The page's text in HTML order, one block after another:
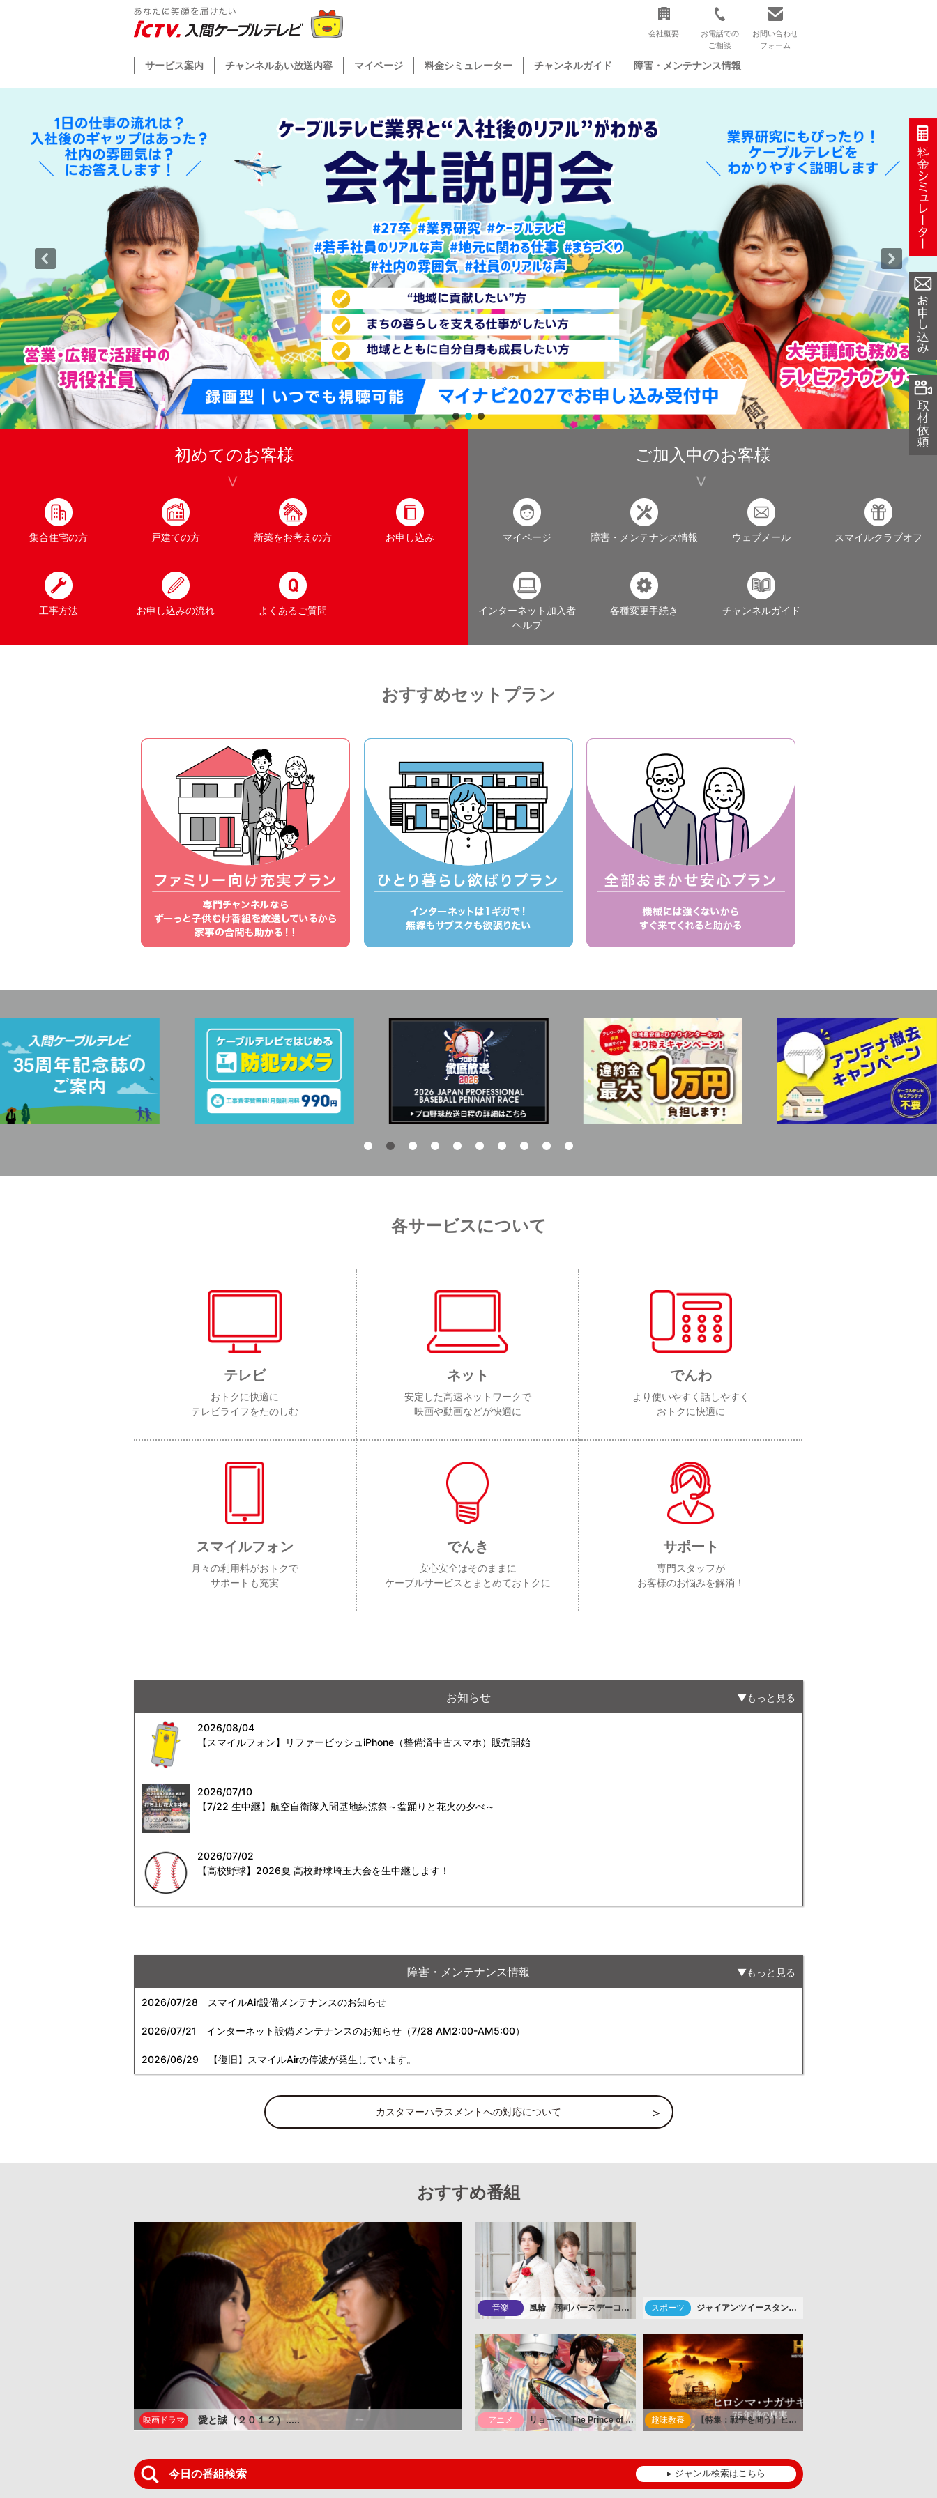
会社概要
お電話での
ご相談
お問い合わせ
フォーム
サービス案内 チャンネルあい放送内容 マイページ 料金シミュレーター チャンネルガイド 障害・メンテナンス情報
初めてのお客様
集合住宅の方 戸建ての方 新築をお考えの方 お申し込み
工事方法 お申し込みの流れ よくあるご質問
ご加入中のお客様
マイページ 障害・メンテナンス情報 ウェブメール スマイルクラブオフ
インターネット加入者
ヘルプ
各種変更手続き チャンネルガイド
おすすめセットプラン
各サービスについて
テレビ
おトクに快適に
テレビライフをたのしむ
ネット
安定した高速ネットワークで
映画や動画などが快適に
でんわ
より使いやすく話しやすく
おトクに快適に
スマイルフォン
月々の利用料がおトクで
サポートも充実
でんき
安心安全はそのままに
ケーブルサービスとまとめておトクに
サポート
専門スタッフが
お客様のお悩みを解消！
お知らせ もっと見る
2026/08/04
【スマイルフォン】リファービッシュiPhone（整備済中古スマホ）販売開始
2026/07/10
【7/22 生中継】航空自衛隊入間基地納涼祭～盆踊りと花火の夕べ～
2026/07/02
【高校野球】2026夏 高校野球埼玉大会を生中継します！
障害・メンテナンス情報 もっと見る
2026/07/28 スマイルAir設備メンテナンスのお知らせ
2026/07/21 インターネット設備メンテナンスのお知らせ（7/28 AM2:00-AM5:00）
2026/06/29 【復旧】スマイルAirの停波が発生しています。
カスタマーハラスメントへの対応について
おすすめ番組